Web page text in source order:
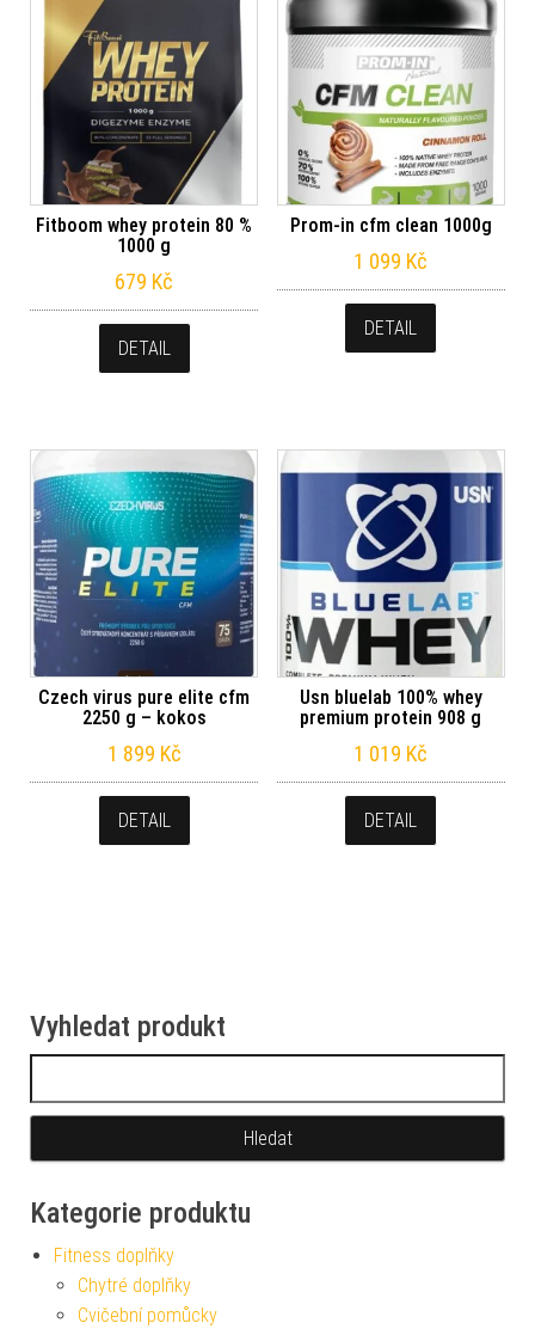
Fitboom whey protein 80 %
1000 g
679 Kč
DETAIL
Prom-in cfm clean 1000g
1 099 Kč
DETAIL
Czech virus pure elite cfm
2250 g – kokos
1 899 Kč
DETAIL
Usn bluelab 100% whey
premium protein 908 g
1 019 Kč
DETAIL
Vyhledat produkt
Kategorie produktu
Fitness doplňky
Chytré doplňky
Cvičební pomůcky